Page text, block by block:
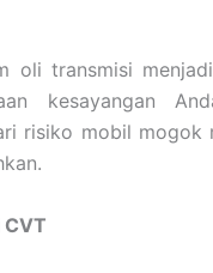
oli transmisi
kesayangan
risiko mobil mogok
CVT